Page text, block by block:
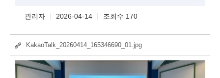
관리자 2026-04-14 조회수 170
KakaoTalk_20260414_165346690_01.jpg